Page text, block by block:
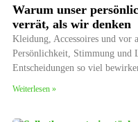
Warum unser
verrät, als wir denken
Kleidung, Accessoires und vor
Persönlichkeit, Stimmung und
Entscheidungen so viel
Weiterlesen »